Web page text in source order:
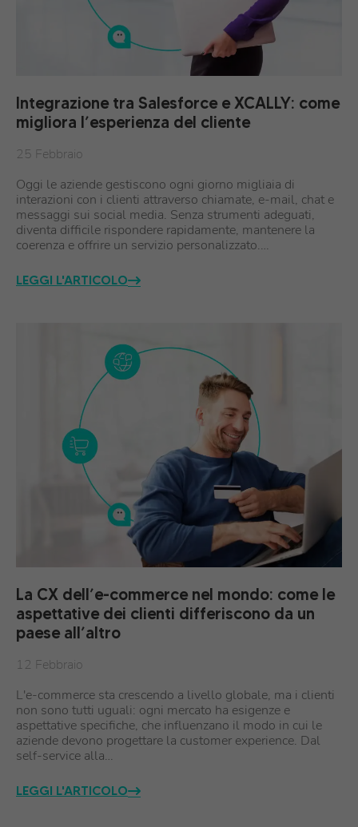
Integrazione tra Salesforce e XCALLY: come
migliora l’esperienza del cliente
25 Febbraio
Oggi le aziende gestiscono ogni giorno migliaia di
interazioni con i clienti attraverso chiamate, e-mail, chat e
messaggi sui social media. Senza strumenti adeguati,
diventa difficile rispondere rapidamente, mantenere la
coerenza e offrire un servizio personalizzato.…
LEGGI L'ARTICOLO
La CX dell’e-commerce nel mondo: come le
aspettative dei clienti differiscono da un
paese all’altro
12 Febbraio
L'e-commerce sta crescendo a livello globale, ma i clienti
non sono tutti uguali: ogni mercato ha esigenze e
aspettative specifiche, che influenzano il modo in cui le
aziende devono progettare la customer experience. Dal
self-service alla…
LEGGI L'ARTICOLO